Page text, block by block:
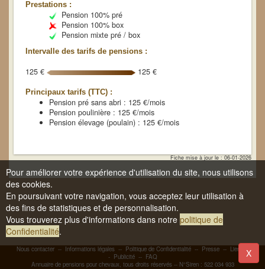
Prestations :
Pension 100% pré
Pension 100% box
Pension mixte pré / box
Intervalle des tarifs de pensions :
125 € 125 €
Principaux tarifs (TTC) :
Pension pré sans abri : 125 €/mois
Pension poulinière : 125 €/mois
Pension élevage (poulain) : 125 €/mois
Fiche mise à jour le : 06-01-2026
Nous contacter -- Informations légales -- Politique de Confidentialité -- Presse -- Liens
-
- Publicité-- FAQ
Annuaire de pensions pour chevaux, tous droits réservés -- N°Siren : 522 034 933
Pour améliorer votre expérience d'utilisation du site, nous utilisons
des cookies.
En poursuivant votre navigation, vous acceptez leur utilisation à
des fins de statistiques et de personnalisation.
Vous trouverez plus d'informations dans notre politique de
Confidentialité.
X